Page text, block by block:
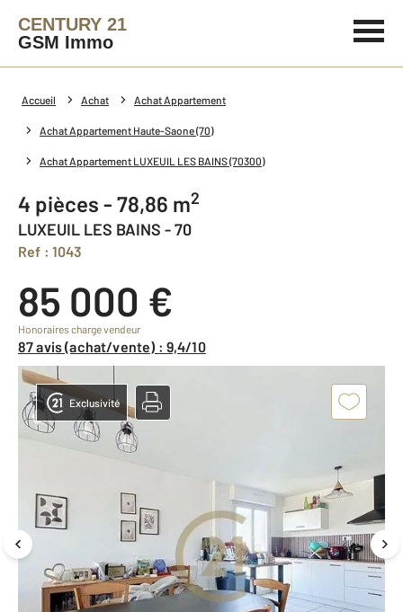
CENTURY 21
GSM Immo
Accueil Achat Achat Appartement
Achat Appartement Haute-Saone (70)
Achat Appartement LUXEUIL LES BAINS (70300)
4 pièces - 78,86 m2
LUXEUIL LES BAINS - 70
Ref : 1043
85 000 €
Honoraires charge vendeur
87 avis (achat/vente) : 9,4/10
Exclusivité